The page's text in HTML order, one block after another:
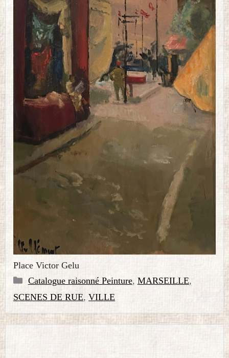
Place Victor Gelu
Catégories
Catalogue raisonné Peinture, MARSEILLE,
SCENES DE RUE, VILLE